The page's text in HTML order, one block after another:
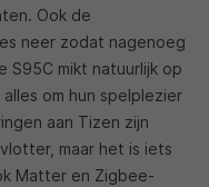
Ook de
neer zodat nagenoeg
mikt natuurlijk op
om hun spelplezier
aan Tizen zijn
maar het is iets
Matter en Zigbee-